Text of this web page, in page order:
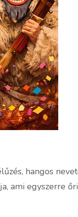
hangos
ami egyszerre